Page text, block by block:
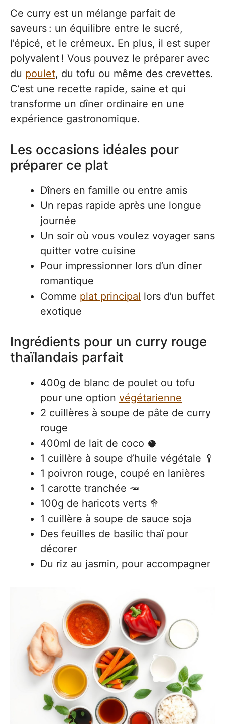
Ce curry est un mélange parfait de
saveurs : un équilibre entre le sucré,
l’épicé, et le crémeux. En plus, il est super
polyvalent ! Vous pouvez le préparer avec
du poulet, du tofu ou même des crevettes.
C’est une recette rapide, saine et qui
transforme un dîner ordinaire en une
expérience gastronomique.
Les occasions idéales pour
préparer ce plat
Dîners en famille ou entre amis
Un repas rapide après une longue
journée
Un soir où vous voulez voyager sans
quitter votre cuisine
Pour impressionner lors d’un dîner
romantique
Comme plat principal lors d’un buffet
exotique
Ingrédients pour un curry rouge
thaïlandais parfait
400g de blanc de poulet ou tofu
pour une option végétarienne
2 cuillères à soupe de pâte de curry
rouge
400ml de lait de coco 🥥
1 cuillère à soupe d’huile végétale 🥄
1 poivron rouge, coupé en lanières
1 carotte tranchée 🥕
100g de haricots verts 🥦
1 cuillère à soupe de sauce soja
Des feuilles de basilic thaï pour
décorer
Du riz au jasmin, pour accompagner